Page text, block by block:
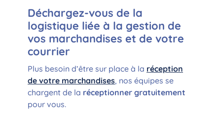
Déchargez-vous de la
logistique liée à la gestion de
vos marchandises et de votre
courrier
Plus besoin d’être sur place à la réception
de votre marchandises, nos équipes se
chargent de la réceptionner gratuitement
pour vous.